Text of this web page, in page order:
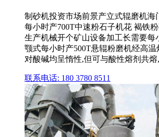
制砂机投资市场前景产立式辊磨机海
每小时产700T中速粉石子机花 褐铁
生产机械开个矿山设备加工长需要每
颚式每小时产500T悬辊粉磨机经高
对酸碱均呈惰性,但可与酸性熔剂共
联系电话: 180 3780 8511